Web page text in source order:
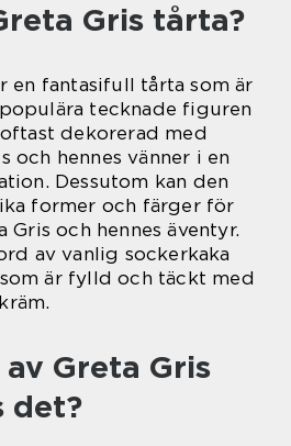
Gris tårta?
en fantasifull tårta som är
tecknade figuren
dekorerad med
och hennes vänner i en
Dessutom kan den
former och färger för
och hennes äventyr.
av vanlig sockerkaka
är fylld och täckt med
Greta Gris
det?